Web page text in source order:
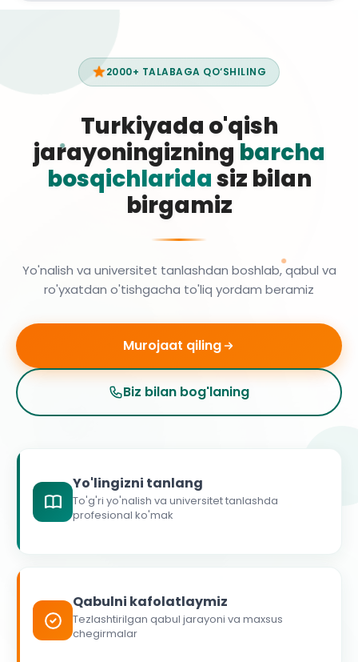
2000+ TALABAGA QO‘SHILING
Turkiyada o'qish
jarayoningizning barcha
bosqichlaridasiz bilan
birgamiz
Yo'nalish va universitet tanlashdan boshlab, qabul va
ro'yxatdan o'tishgacha to'liq yordam beramiz
Murojaat qiling
Biz bilan bog'laning
Yo'lingizni tanlang
To'g'ri yo'nalish va universitet tanlashda
profesional ko'mak
Qabulni kafolatlaymiz
Tezlashtirilgan qabul jarayoni va maxsus
chegirmalar